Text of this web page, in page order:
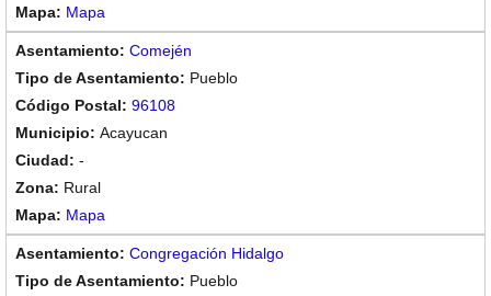
Mapa
Comején
Pueblo
96108
Acayucan
-
Rural
Mapa
Congregación Hidalgo
Pueblo